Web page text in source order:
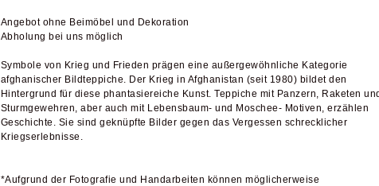
Angebot ohne Beimöbel und Dekoration
Abholung bei uns möglich
Symbole von Krieg und Frieden prägen eine außergewöhnliche Kategorie
afghanischer Bildteppiche. Der Krieg in Afghanistan (seit 1980) bildet den
Hintergrund für diese phantasiereiche Kunst. Teppiche mit Panzern, Raketen
Sturmgewehren, aber auch mit Lebensbaum- und Moschee- Motiven, erzählen
Geschichte. Sie sind geknüpfte Bilder gegen das Vergessen schrecklicher
Kriegserlebnisse.
*Aufgrund der Fotografie und Handarbeiten können möglicherweise